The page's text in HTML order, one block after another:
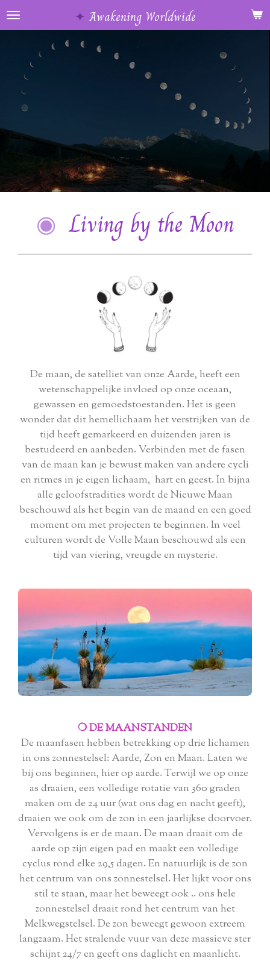
Ga
direct
hoofdinhoud
✦ Awakening Worldwide
◉ Living by the Moon
De maan, de satelliet van onze Aarde, heeft een
wetenschappelijke invloed op onze oceaan,
gewassen en gemoedstoestanden. Het is geen
wonder dat dit hemellichaam het verstrijken van de
tijd heeft gemarkeerd en duizenden jaren is
bestudeerd en aanbeden. Verbinden met de fasen
van de maan kan je bewust maken van andere cycli
en ritmes in je eigen lichaam, hart en geest. In bijna
alle geloofstradities wordt de Nieuwe Maan
beschouwd als het begin van de maand en een goed
moment om met projecten te beginnen. In veel
culturen wordt de Volle Maan beschouwd als een
tijd van viering, vreugde en mysterie.
❍ DE MAANSTANDEN
De maanfasen hebben betrekking op drie lichamen
in ons zonnestelsel: Aarde, Zon en Maan. Laten we
bij ons beginnen, hier op aarde. Terwijl we op onze
as draaien, een volledige rotatie van 360 graden
maken om de 24 uur (wat ons dag en nacht geeft),
draaien we ook om de zon in een jaarlijkse doorvoer.
Vervolgens is er de maan. De maan draait om de
aarde op zijn eigen pad en maakt een volledige
cyclus rond elke 29,5 dagen. En natuurlijk is de zon
het centrum van ons zonnestelsel. Het lijkt voor ons
stil te staan, maar het beweegt ook .. ons hele
zonnestelsel draait rond het centrum van het
Melkwegstelsel. De zon beweegt gewoon extreem
langzaam. Het stralende vuur van deze massieve ster
schijnt 24/7 en geeft ons daglicht en maanlicht.